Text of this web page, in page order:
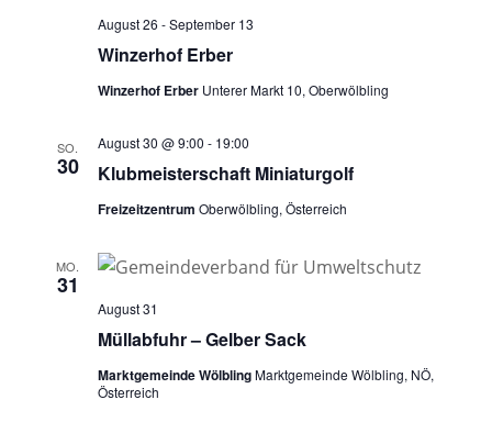
Winzerhof Erber
August 26 -September 13
Winzerhof Erber Unterer Markt 10, Oberwölbling
SO.
30 Klubmeisterschaft Miniaturgolf
August 30 @ 9:00 - 19:00
Freizeitzentrum Oberwölbling, Österreich
MO.
31
Müllabfuhr – Gelber Sack
August 31
Marktgemeinde WölblingMarktgemeinde Wölbling, NÖ,
Österreich